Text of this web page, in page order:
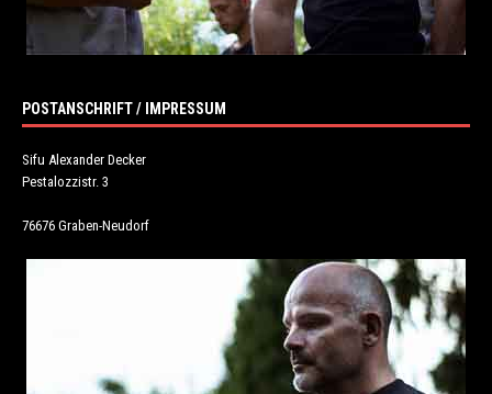
POSTANSCHRIFT / IMPRESSUM
Sifu Alexander Decker
Pestalozzistr. 3
76676 Graben-Neudorf